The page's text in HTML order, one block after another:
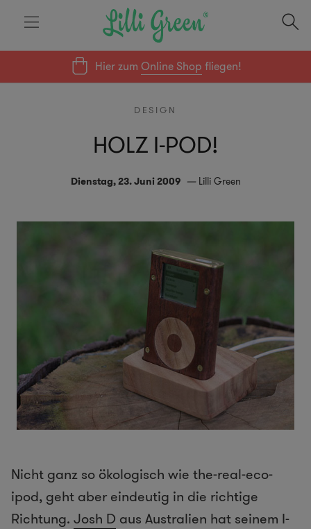
Hier zumOnline Shop fliegen!
DESIGN
HOLZ I-POD!
Dienstag, 23. Juni 2009 Lilli Green
Nicht ganz so ökologisch wie the-real-eco-
ipod, geht aber eindeutig in die richtige
Richtung. Josh D aus Australien hat seinem I-